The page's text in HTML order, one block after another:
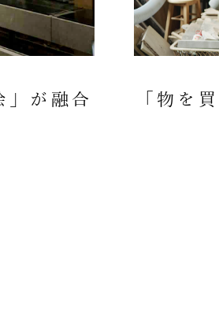
」が融合
「物を